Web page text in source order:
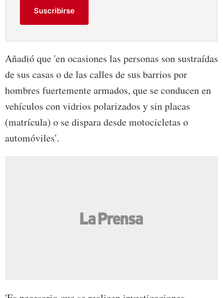
Suscribirse
Añadió que 'en ocasiones las personas son sustraídas
de sus casas o de las calles de sus barrios por
hombres fuertemente armados, que se conducen en
vehículos con vidrios polarizados y sin placas
(matrícula) o se dispara desde motocicletas o
automóviles'.